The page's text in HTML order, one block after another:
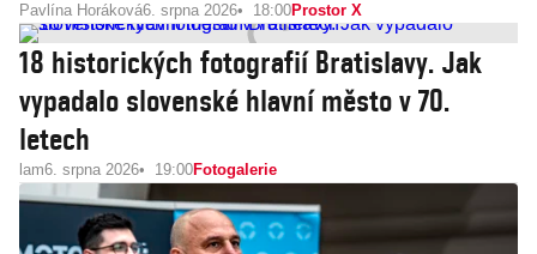
Pavlína Horáková6. srpna 2026 18:00Prostor X
18 historických fotografií Bratislavy. Jak
vypadalo slovenské hlavní město v 70.
letech
lam6. srpna 2026 19:00Fotogalerie